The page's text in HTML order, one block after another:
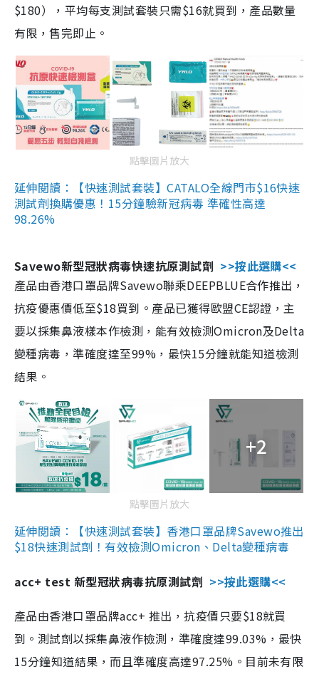
$180），平均每支測試套裝只需$16就買到，產品數量
有限，售完即止。
點擊圖片放大
延伸閱讀：【快速測試套裝】CATALO全線門市$16快速
測試劑換購優惠！15分鐘驗新冠病毒 準確性高達
98.26%
Savewo新型冠狀病毒快速抗原測試劑 >>按此選購<<
產品由香港口罩品牌Savewo聯乘DEEPBLUE合作推出，
抗疫優惠價低至$18買到。產品已獲得歐盟CE認證，主
要以採集鼻液樣本作檢測，能有效檢測Omicron及Delta
變種病毒，準確度達至99%，最快15分鐘就能知道檢測
結果。
+2
點擊圖片放大
延伸閱讀：【快速測試套裝】香港口罩品牌Savewo推出
$18快速測試劑！有效檢測Omicron、Delta變種病毒
acc+ test 新型冠狀病毒抗原測試劑 >>按此選購<<
產品由香港口罩品牌acc+ 推出，抗疫價只要$18就買
到。測試劑以採集鼻液作檢測，準確度達99.03%，最快
15分鐘知道結果，而且準確度高達97.25%。目前未有限